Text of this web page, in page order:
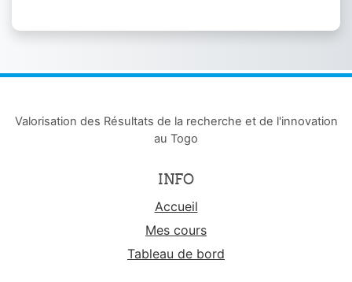
Valorisation des Résultats de la recherche et de l'innovation
au Togo
INFO
Accueil
Mes cours
Tableau de bord